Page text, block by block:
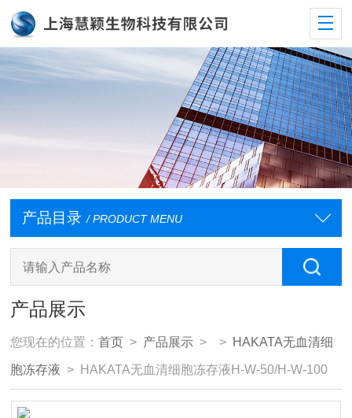
产品目录 / PRODUCT MENU
产品展示
您现在的位置：首页 > 产品展示 > > HAKATA无血清细
胞冻存液 > HAKATA无血清细胞冻存液H-W-50/H-W-100